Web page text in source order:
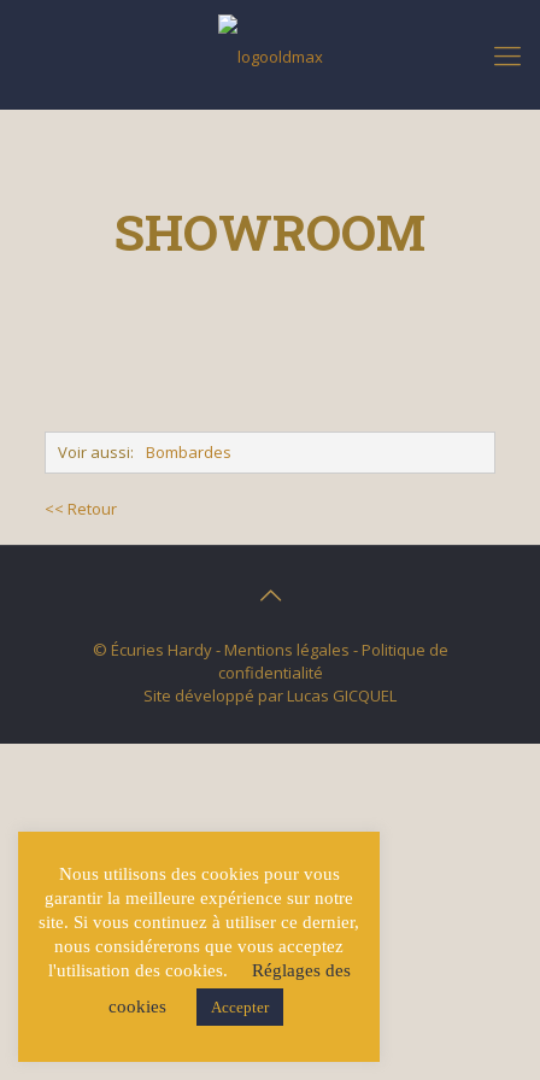
SHOWROOM
Voir aussi: Bombardes
<< Retour
© Écuries Hardy - Mentions légales - Politique de
confidentialité
Site développé par Lucas GICQUEL
Nous utilisons des cookies pour vous
garantir la meilleure expérience sur notre
site. Si vous continuez à utiliser ce dernier,
nous considérerons que vous acceptez
l'utilisation des cookies.
Réglages des
cookies
Accepter